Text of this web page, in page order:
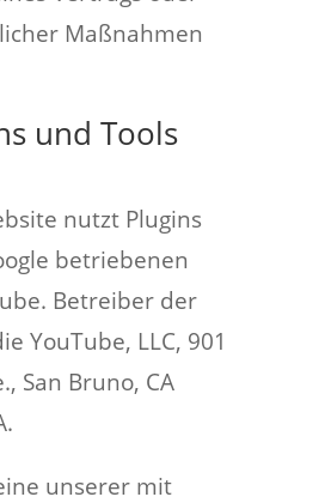
Maßnahmen
und Tools
nutzt Plugins
betriebenen
Betreiber der
YouTube, LLC, 901
San Bruno, CA
unserer mit